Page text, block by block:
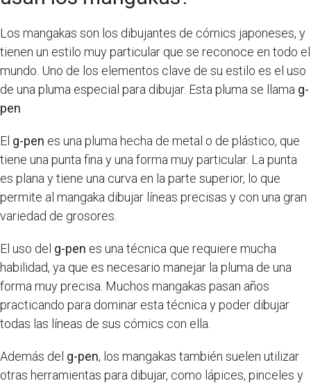
Los mangakas son los dibujantes de cómics japoneses, y
tienen un estilo muy particular que se reconoce en todo el
mundo. Uno de los elementos clave de su estilo es el uso
de una pluma especial para dibujar. Esta pluma se llama g-
pen
El g-pen es una pluma hecha de metal o de plástico, que
tiene una punta fina y una forma muy particular. La punta
es plana y tiene una curva en la parte superior, lo que
permite al mangaka dibujar líneas precisas y con una gran
variedad de grosores.
El uso del g-pen es una técnica que requiere mucha
habilidad, ya que es necesario manejar la pluma de una
forma muy precisa. Muchos mangakas pasan años
practicando para dominar esta técnica y poder dibujar
todas las líneas de sus cómics con ella.
Además del g-pen, los mangakas también suelen utilizar
otras herramientas para dibujar, como lápices, pinceles y